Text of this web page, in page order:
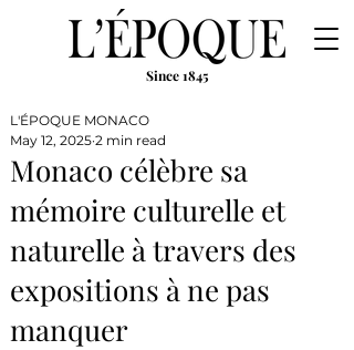
Since 1845
Monaco célèbre sa
mémoire culturelle et
naturelle à travers des
expositions à ne pas
manquer
L'ÉPOQUE MONACO
May 12, 2025 2 min read